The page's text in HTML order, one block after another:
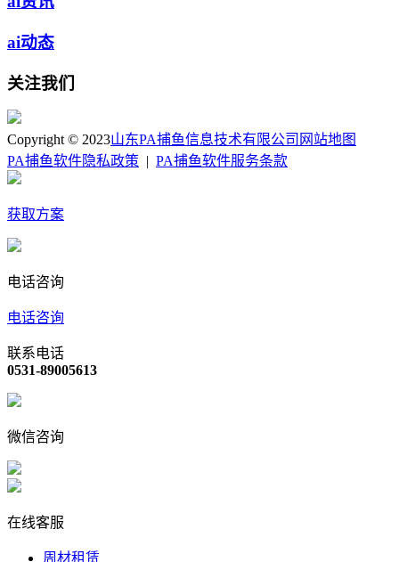
ai动态
关注我们
Copyright © 2023山东PA捕鱼信息技术有限公司 网站地图
PA捕鱼软件隐私政策
PA捕鱼软件服务条款
获取方案
电话咨询
电话咨询
联系电话
0531-89005613
微信咨询
在线客服
周材租赁